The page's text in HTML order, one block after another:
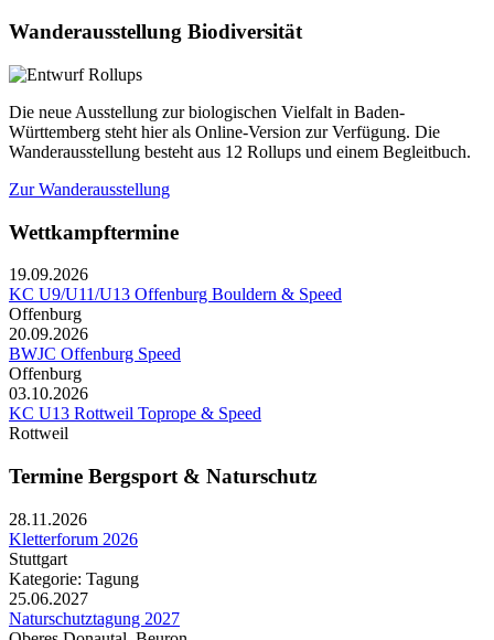
Wanderausstellung Biodiversität
Die neue Ausstellung zur biologischen Vielfalt in Baden-
Württemberg steht hier als Online-Version zur Verfügung. Die
Wanderausstellung besteht aus 12 Rollups und einem Begleitbuch.
Zur Wanderausstellung
Wettkampftermine
19.09.2026
KC U9/U11/U13 Offenburg Bouldern & Speed
Offenburg
20.09.2026
BWJC Offenburg Speed
Offenburg
03.10.2026
KC U13 Rottweil Toprope & Speed
Rottweil
Termine Bergsport & Naturschutz
28.11.2026
Kletterforum 2026
Stuttgart
Kategorie: Tagung
25.06.2027
Naturschutztagung 2027